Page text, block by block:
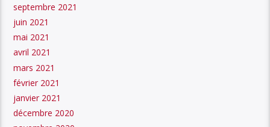
septembre 2021
juin 2021
mai 2021
avril 2021
mars 2021
février 2021
janvier 2021
décembre 2020